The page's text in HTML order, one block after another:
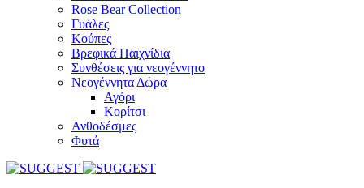
Rose Bear Collection
Γυάλες
Κούπες
Βρεφικά Παιχνίδια
Συνθέσεις για νεογέννητο
Νεογέννητα Δώρα
Αγόρι
Κορίτσι
Ανθοδέσμες
Φυτά